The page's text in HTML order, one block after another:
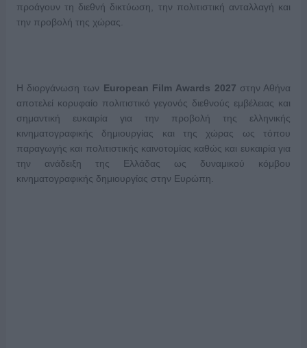
προάγουν τη διεθνή δικτύωση, την πολιτιστική ανταλλαγή και
την προβολή της χώρας.
Η διοργάνωση των European Film Awards 2027 στην Αθήνα
αποτελεί κορυφαίο πολιτιστικό γεγονός διεθνούς εμβέλειας και
σημαντική ευκαιρία για την προβολή της ελληνικής
κινηματογραφικής δημιουργίας και της χώρας ως τόπου
παραγωγής και πολιτιστικής καινοτομίας καθώς και ευκαιρία για
την ανάδειξη της Ελλάδας ως δυναμικού κόμβου
κινηματογραφικής δημιουργίας στην Ευρώπη.